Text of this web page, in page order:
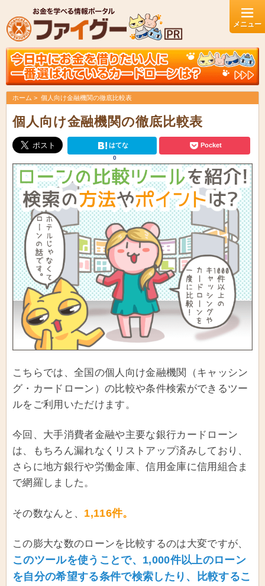
ホーム 個人向け金融機関の徹底比較表
個人向け金融機関の徹底比較表
はてな
0
Pocket
こちらでは、全国の個人向け金融機関（キャッシン
グ・カードローン）の比較や条件検索ができるツー
ルをご利用いただけます。
今回、大手消費者金融や主要な銀行カードローン
は、もちろん漏れなくリストアップ済みしており、
さらに地方銀行や労働金庫、信用金庫に信用組合ま
で網羅しました。
その数なんと、 1,116件。
この膨大な数のローンを比較するのは大変ですが、
このツールを使うことで、1,000件以上のローン
を自分の希望する条件で検索したり、比較するこ